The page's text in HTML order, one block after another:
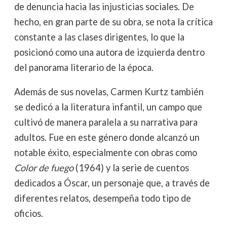
de denuncia hacia las injusticias sociales. De
hecho, en gran parte de su obra, se nota la crítica
constante a las clases dirigentes, lo que la
posicionó como una autora de izquierda dentro
del panorama literario de la época.
Además de sus novelas, Carmen Kurtz también
se dedicó a la literatura infantil, un campo que
cultivó de manera paralela a su narrativa para
adultos. Fue en este género donde alcanzó un
notable éxito, especialmente con obras como
Color de fuego(1964) y la serie de cuentos
dedicados a Óscar, un personaje que, a través de
diferentes relatos, desempeña todo tipo de
oficios.